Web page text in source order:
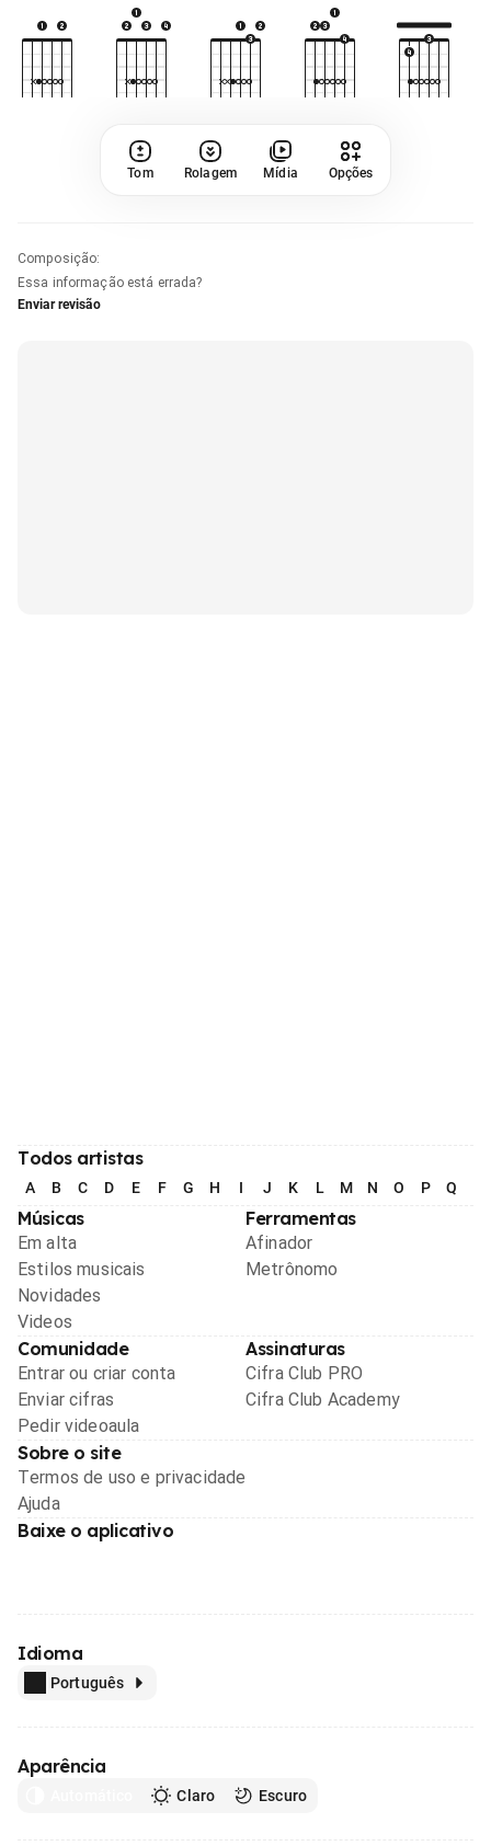
Tom Rolagem Mídia Opções
Composição:
Essa informação está errada?
Enviar revisão
Todos artistas
A B C D E F G H I J K L M N O P Q
Músicas
Em alta
Estilos musicais
Novidades
Videos
Ferramentas
Afinador
Metrônomo
Comunidade
Entrar ou criar conta
Enviar cifras
Pedir videoaula
Assinaturas
Cifra Club PRO
Cifra Club Academy
Sobre o site
Termos de uso e privacidade
Ajuda
Baixe o aplicativo
Idioma
Português
Aparência
Claro Escuro